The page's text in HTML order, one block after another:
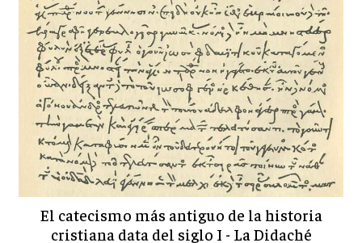
El catecismo más antiguo de la historia
cristiana data del siglo I - La Didaché